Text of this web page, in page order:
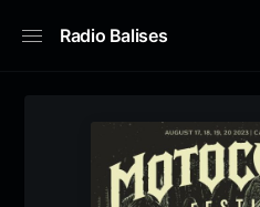
Radio Balises